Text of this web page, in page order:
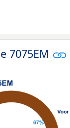
7075EM